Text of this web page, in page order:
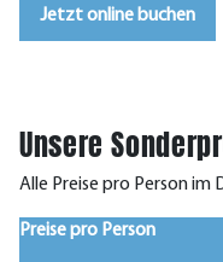
Jetzt online buchen
Unsere
Alle Preise pro Person im
Preise pro Person